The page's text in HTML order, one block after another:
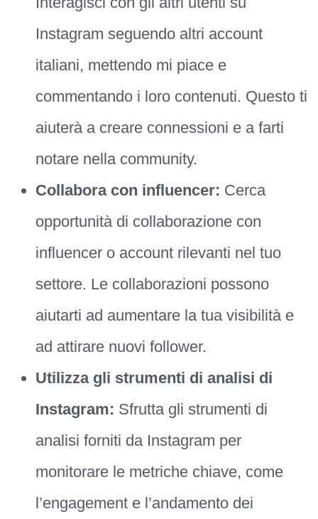
Instagram seguendo altri account
italiani, mettendo mi piace e
commentando i loro contenuti. Questo ti
aiuterà a creare connessioni e a farti
notare nella community.
Collabora con influencer: Cerca
opportunità di collaborazione con
influencer o account rilevanti nel tuo
settore. Le collaborazioni possono
aiutarti ad aumentare la tua visibilità e
ad attirare nuovi follower.
Utilizza gli strumenti di analisi di
Instagram: Sfrutta gli strumenti di
analisi forniti da Instagram per
monitorare le metriche chiave, come
l’engagement e l’andamento dei